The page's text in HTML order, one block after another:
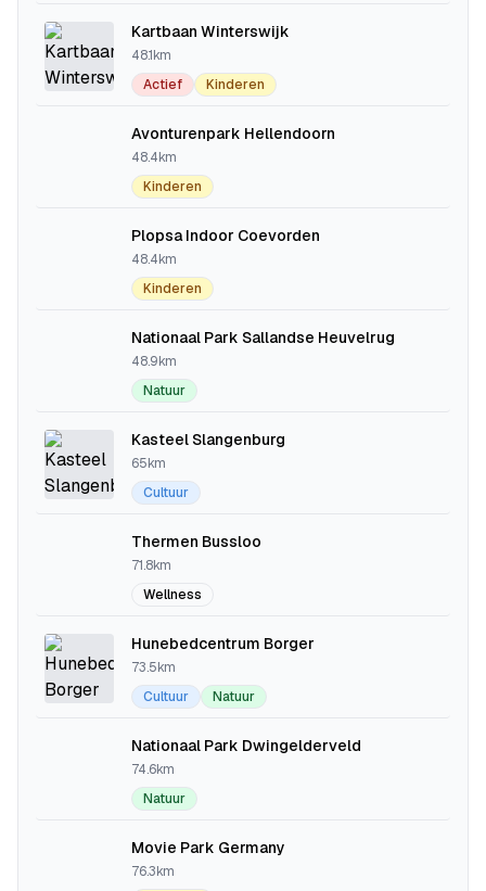
Kartbaan Winterswijk
48.1km
Actief
Kinderen
Avonturenpark Hellendoorn
48.4km
Kinderen
Plopsa Indoor Coevorden
48.4km
Kinderen
Nationaal Park Sallandse Heuvelrug
48.9km
Natuur
Kasteel Slangenburg
65km
Cultuur
Thermen Bussloo
71.8km
Wellness
Hunebedcentrum Borger
73.5km
Cultuur
Natuur
Nationaal Park Dwingelderveld
74.6km
Natuur
Movie Park Germany
76.3km